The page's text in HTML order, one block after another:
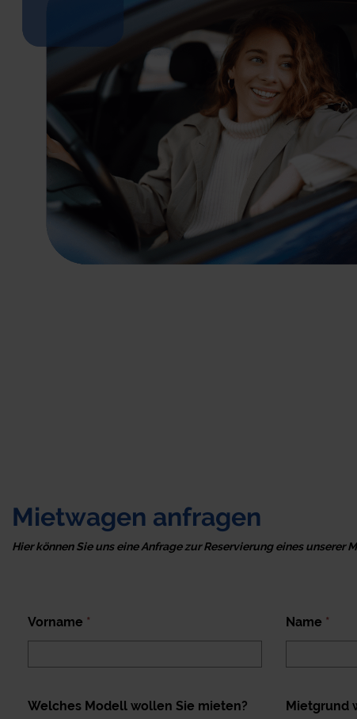
Mietwagen anfragen
Hier können Sie uns eine Anfrage zur Reservierung eines unserer
Vorname * Name *
Welches Modell wollen Sie mieten? Mietgrund